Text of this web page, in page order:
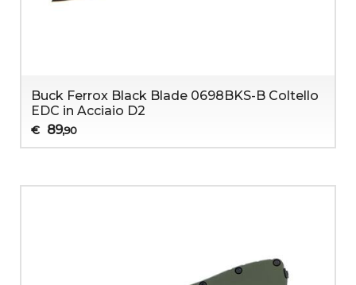
Buck Ferrox Black Blade 0698BKS-B Coltello
EDC in Acciaio D2
€ 89,90